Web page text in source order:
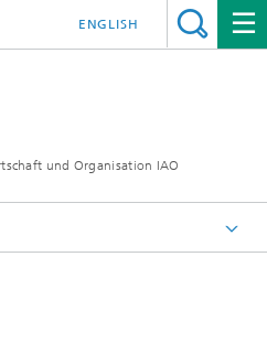
und Organisation IAO
ENGLISH